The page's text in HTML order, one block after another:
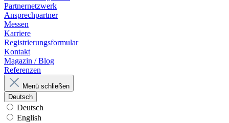
Partnernetzwerk
Ansprechpartner
Messen
Karriere
Registrierungsformular
Kontakt
Magazin / Blog
Referenzen
Menü schließen
Deutsch
Deutsch
English